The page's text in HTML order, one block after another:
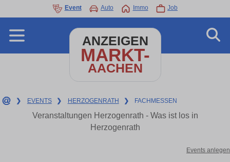
Event Auto Immo Job
ANZEIGEN
MARKT-
AACHEN
❯ EVENTS ❯ HERZOGENRATH ❯ FACHMESSEN
Veranstaltungen Herzogenrath - Was ist los in
Herzogenrath
Events anlegen